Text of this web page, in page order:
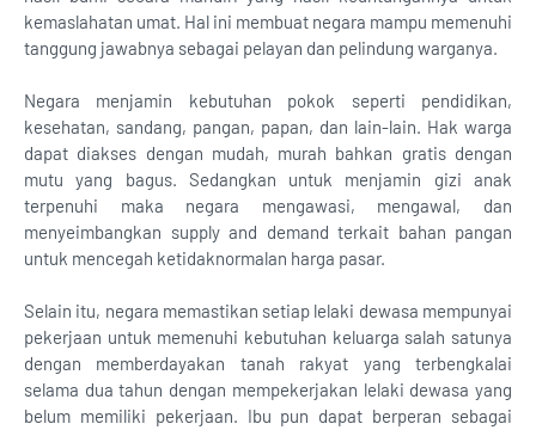
kemaslahatan umat. Hal ini membuat negara mampu memenuhi
tanggung jawabnya sebagai pelayan dan pelindung warganya.
Negara menjamin kebutuhan pokok seperti pendidikan,
kesehatan, sandang, pangan, papan, dan lain-lain. Hak warga
dapat diakses dengan mudah, murah bahkan gratis dengan
mutu yang bagus. Sedangkan untuk menjamin gizi anak
terpenuhi maka negara mengawasi, mengawal, dan
menyeimbangkan supply and demand terkait bahan pangan
untuk mencegah ketidaknormalan harga pasar.
Selain itu, negara memastikan setiap lelaki dewasa mempunyai
pekerjaan untuk memenuhi kebutuhan keluarga salah satunya
dengan memberdayakan tanah rakyat yang terbengkalai
selama dua tahun dengan mempekerjakan lelaki dewasa yang
belum memiliki pekerjaan. Ibu pun dapat berperan sebagai